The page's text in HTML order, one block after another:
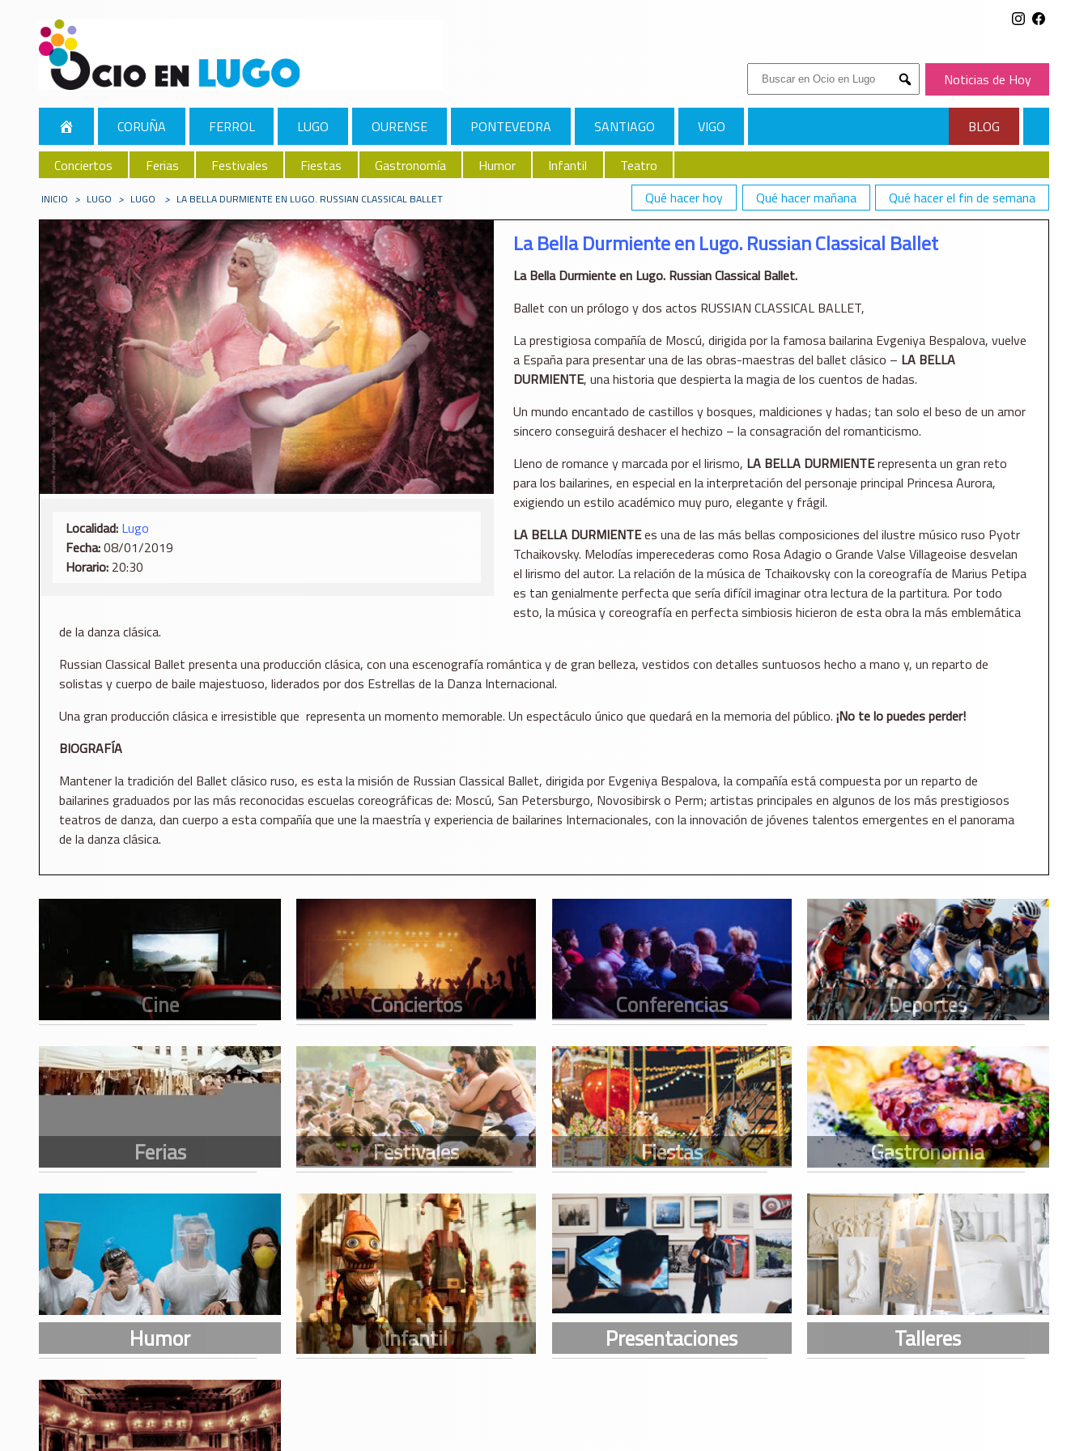
Buscar:
Submit
Noticias de Hoy
CORUÑA FERROL LUGO OURENSE PONTEVEDRA SANTIAGO VIGO
BLOG
Conciertos
Ferias Festivales Fiestas Gastronomía Humor Infantil
Teatro
Qué hacer hoy
Qué hacer mañana Qué hacer el fin de semana
INICIO > LUGO > LUGO > LA BELLA DURMIENTE EN LUGO. RUSSIAN CLASSICAL BALLET
Localidad: Lugo
Fecha:08/01/2019
Horario: 20:30
La Bella Durmiente en Lugo. Russian Classical Ballet
La Bella Durmiente en Lugo. Russian Classical Ballet.
Ballet con un prólogo y dos actos RUSSIAN CLASSICAL BALLET,
La prestigiosa compañía de Moscú, dirigida por la famosa bailarina Evgeniya Bespalova, vuelve
a España para presentar una de las obras-maestras del ballet clásico – LA BELLA
DURMIENTE, una historia que despierta la magia de los cuentos de hadas.
Un mundo encantado de castillos y bosques, maldiciones y hadas; tan solo el beso de un amor
sincero conseguirá deshacer el hechizo – la consagración del romanticismo.
Lleno de romance y marcada por el lirismo, LA BELLA DURMIENTErepresenta un gran reto
para los bailarines, en especial en la interpretación del personaje principal Princesa Aurora,
exigiendo un estilo académico muy puro, elegante y frágil.
LA BELLA DURMIENTEes una de las más bellas composiciones del ilustre músico ruso Pyotr
Tchaikovsky. Melodías imperecederas como Rosa Adagio o Grande Valse Villageoise desvelan
el lirismo del autor. La relación de la música de Tchaikovsky con la coreografía de Marius Petipa
es tan genialmente perfecta que sería difícil imaginar otra lectura de la partitura. Por todo
esto, la música y coreografía en perfecta simbiosis hicieron de esta obra la más emblemática
de la danza clásica.
Russian Classical Ballet presenta una producción clásica, con una escenografía romántica y de gran belleza, vestidos con detalles suntuosos hecho a mano y, un reparto de
solistas y cuerpo de baile majestuoso, liderados por dos Estrellas de la Danza Internacional.
Una gran producción clásica e irresistible que representa un momento memorable. Un espectáculo único que quedará en la memoria del público. ¡No te lo puedes perder!
BIOGRAFÍA
Mantener la tradición del Ballet clásico ruso, es esta la misión de Russian Classical Ballet, dirigida por Evgeniya Bespalova, la compañía está compuesta por un reparto de
bailarines graduados por las más reconocidas escuelas coreográficas de: Moscú, San Petersburgo, Novosibirsk o Perm; artistas principales en algunos de los más prestigiosos
teatros de danza, dan cuerpo a esta compañía que une la maestría y experiencia de bailarines Internacionales, con la innovación de jóvenes talentos emergentes en el panorama
de la danza clásica.